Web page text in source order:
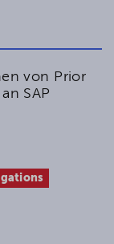
von Prior
SAP